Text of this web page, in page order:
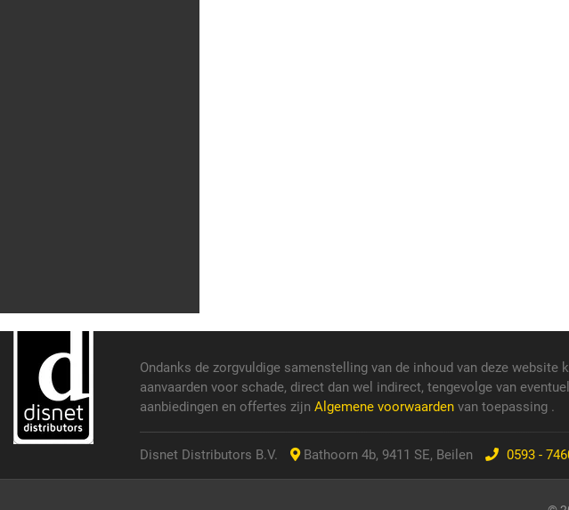
Ondanks de zorgvuldige samenstelling van de inhoud van deze website
aanvaarden voor schade, direct dan wel indirect, tengevolge van
aanbiedingen en offertes zijn Algemene voorwaarden van toepassing .
Disnet Distributors B.V. Bathoorn 4b, 9411 SE, Beilen 0593 -